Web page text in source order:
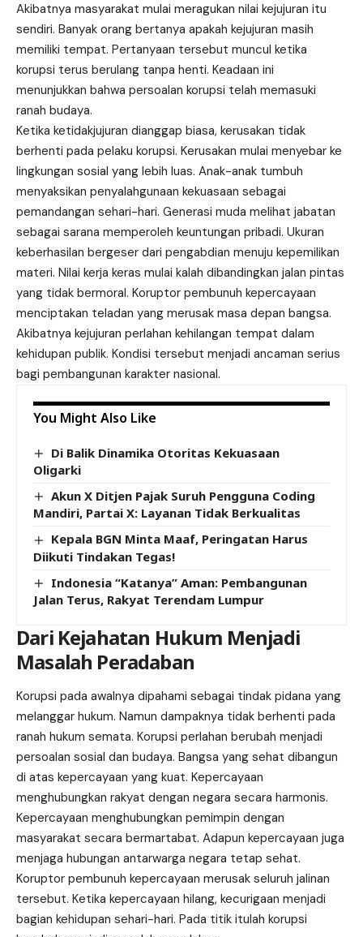
Akibatnya masyarakat mulai meragukan nilai kejujuran itu
sendiri. Banyak orang bertanya apakah kejujuran masih
memiliki tempat. Pertanyaan tersebut muncul ketika
korupsi terus berulang tanpa henti. Keadaan ini
menunjukkan bahwa persoalan korupsi telah memasuki
ranah budaya.
Ketika ketidakjujuran dianggap biasa, kerusakan tidak
berhenti pada pelaku korupsi. Kerusakan mulai menyebar ke
lingkungan sosial yang lebih luas. Anak-anak tumbuh
menyaksikan penyalahgunaan kekuasaan sebagai
pemandangan sehari-hari. Generasi muda melihat jabatan
sebagai sarana memperoleh keuntungan pribadi. Ukuran
keberhasilan bergeser dari pengabdian menuju kepemilikan
materi. Nilai kerja keras mulai kalah dibandingkan jalan pintas
yang tidak bermoral. Koruptor pembunuh kepercayaan
menciptakan teladan yang merusak masa depan bangsa.
Akibatnya kejujuran perlahan kehilangan tempat dalam
kehidupan publik. Kondisi tersebut menjadi ancaman serius
bagi pembangunan karakter nasional.
You Might Also Like
Di Balik Dinamika Otoritas Kekuasaan
Oligarki
Akun X Ditjen Pajak Suruh Pengguna Coding
Mandiri, Partai X: Layanan Tidak Berkualitas
Kepala BGN Minta Maaf, Peringatan Harus
Diikuti Tindakan Tegas!
Indonesia “Katanya” Aman: Pembangunan
Jalan Terus, Rakyat Terendam Lumpur
Dari Kejahatan Hukum Menjadi
Masalah Peradaban
Korupsi pada awalnya dipahami sebagai tindak pidana yang
melanggar hukum. Namun dampaknya tidak berhenti pada
ranah hukum semata. Korupsi perlahan berubah menjadi
persoalan sosial dan budaya. Bangsa yang sehat dibangun
di atas kepercayaan yang kuat. Kepercayaan
menghubungkan rakyat dengan negara secara harmonis.
Kepercayaan menghubungkan pemimpin dengan
masyarakat secara bermartabat. Adapun kepercayaan juga
menjaga hubungan antarwarga negara tetap sehat.
Koruptor pembunuh kepercayaan merusak seluruh jalinan
tersebut. Ketika kepercayaan hilang, kecurigaan menjadi
bagian kehidupan sehari-hari. Pada titik itulah korupsi